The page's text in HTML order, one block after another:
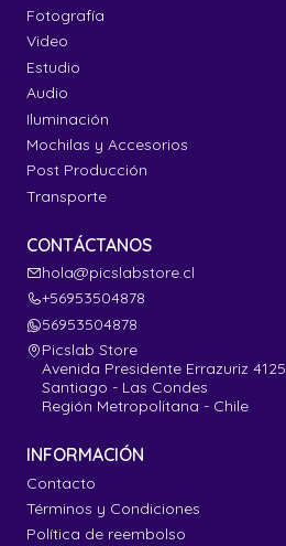
Fotografía
Video
Estudio
Audio
Iluminación
Mochilas y Accesorios
Post Producción
Transporte
CONTÁCTANOS
hola@picslabstore.cl
+56953504878
56953504878
Picslab Store
Avenida Presidente Errazuriz 4125
Santiago - Las Condes
Región Metropolitana - Chile
INFORMACIÓN
Contacto
Términos y Condiciones
Política de reembolso